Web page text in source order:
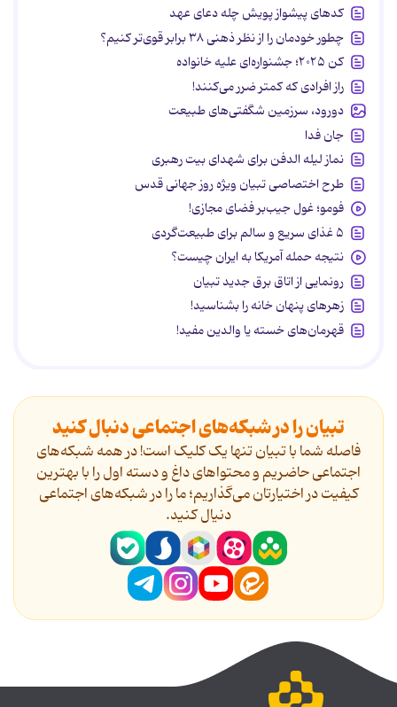
کدهای پیشواز پویش چله دعای عهد
چطور خودمان را از نظر ذهنی ۳۸ برابر قوی‌تر کنیم؟
کن ۲۰۲۵؛ جشنواره‌ای علیه خانواده
راز افرادی که کمتر ضرر می‌کنند!
دورود، سرزمین شگفتی‌های طبیعت
جان فدا
نماز لیله الدفن برای شهدای بیت رهبری
طرح اختصاصی تبیان ویژه روز جهانی قدس
فومو؛ غول جیب‌بر فضای مجازی!
۵ غذای سریع و سالم برای طبیعت‌گردی
نتیجه حمله آمریکا به ایران چیست؟
رونمایی از اتاق برق جدید تبیان
زهرهای پنهان خانه را بشناسید!
قهرمان‌های خسته یا والدین مفید!
تبیان را در شبکه‌های اجتماعی دنبال کنید
فاصله شما با تبیان تنها یک کلیک است! در همه شبکه‌های
اجتماعی حاضریم و محتواهای داغ و دسته اول را با بهترین
کیفیت در اختیارتان می‌گذاریم؛ ما را در شبکه‌های اجتماعی
دنیال کنید.